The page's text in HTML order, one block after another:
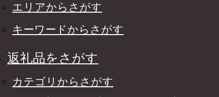
エリアからさがす
キーワードからさがす
返礼品をさがす
カテゴリからさがす